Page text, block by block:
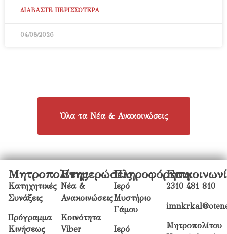
ΔΙΑΒΑΣΤΕ ΠΕΡΙΣΣΟΤΕΡΑ
04/08/2026
Όλα τα Νέα & Ανακοινώσεις
Μητροπολίτης
Κατηχητικές
Συνάξεις
Πρόγραμμα
Κινήσεως
Ενημερώσεις
Νέα &
Ανακοινώσεις
Κοινότητα
Viber
Πληροφόρηση
Ιερό
Μυστήριο
Γάμου
Ιερό
2310 481 810
Μητροπολίτου